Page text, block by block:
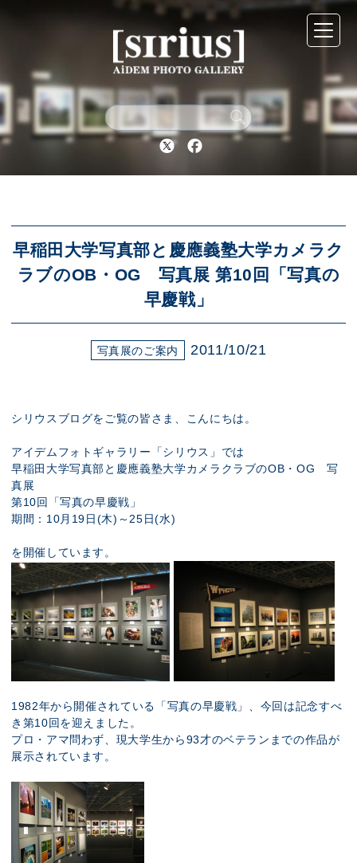
Twitter Facebook
早稲田大学写真部と慶應義塾大学カメラク
ラブのOB・OG 写真展 第10回「写真の
早慶戦」
写真展のご案内 2011/10/21
シリウスブログをご覧の皆さま、こんにちは。
アイデムフォトギャラリー「シリウス」では
早稲田大学写真部と慶應義塾大学カメラクラブのOB・OG 写
真展
第10回「写真の早慶戦」
期間：10月19日(木)～25日(水)
を開催しています。
1982年から開催されている「写真の早慶戦」、今回は記念すべ
き第10回を迎えました。
プロ・アマ問わず、現大学生から93才のベテランまでの作品が
展示されています。
シリウスについて
展示スケジュール
アクセス
展示のお申し込み